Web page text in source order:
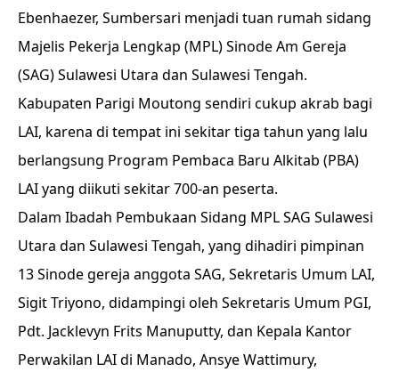
Ebenhaezer, Sumbersari menjadi tuan rumah sidang
Majelis Pekerja Lengkap (MPL) Sinode Am Gereja
(SAG) Sulawesi Utara dan Sulawesi Tengah.
Kabupaten Parigi Moutong sendiri cukup akrab bagi
LAI, karena di tempat ini sekitar tiga tahun yang lalu
berlangsung Program Pembaca Baru Alkitab (PBA)
LAI yang diikuti sekitar 700-an peserta.
Dalam Ibadah Pembukaan Sidang MPL SAG Sulawesi
Utara dan Sulawesi Tengah, yang dihadiri pimpinan
13 Sinode gereja anggota SAG, Sekretaris Umum LAI,
Sigit Triyono, didampingi oleh Sekretaris Umum PGI,
Pdt. Jacklevyn Frits Manuputty, dan Kepala Kantor
Perwakilan LAI di Manado, Ansye Wattimury,